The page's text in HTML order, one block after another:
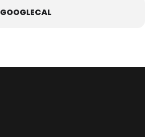
GOOGLECAL